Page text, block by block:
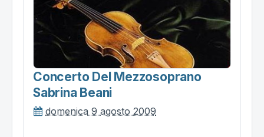
Concerto Del Mezzosoprano
Sabrina Beani
domenica 9 agosto 2009